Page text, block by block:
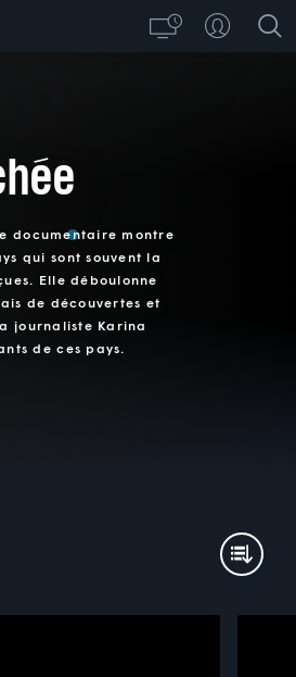
documentaire montre
qui sont souvent la
Elle déboulonne
de découvertes et
journaliste Karina
de ces pays.